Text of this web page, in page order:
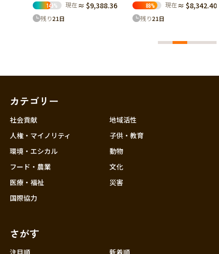
88% 現在 ≈ $8,342.40
残り21日
カテゴリー
社会貢献
人権・マイノリティ
環境・エシカル
フード・農業
医療・福祉
国際協力
地域活性
子供・教育
動物
文化
災害
さがす